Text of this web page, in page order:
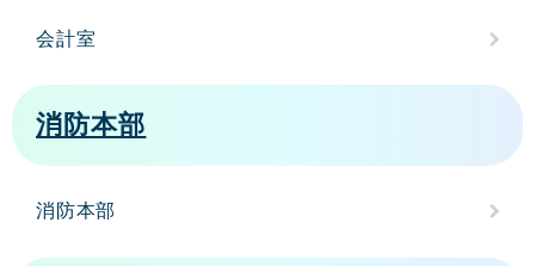
会計室
消防本部
消防本部